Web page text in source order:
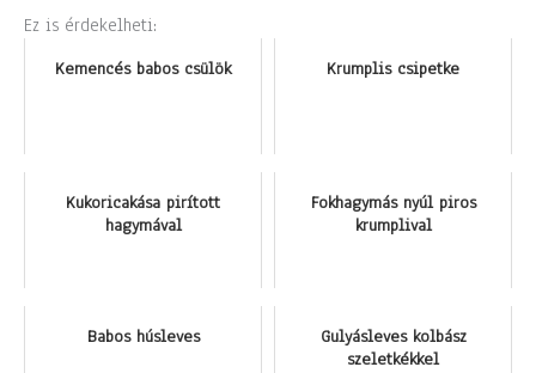
Ez is érdekelheti:
Kemencés babos csülök Krumplis csipetke
Kukoricakása pirított
hagymával
Fokhagymás nyúl piros
krumplival
Babos húsleves
Gulyásleves kolbász
szeletkékkel